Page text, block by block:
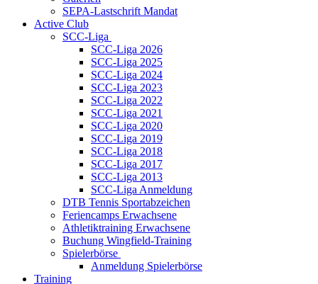
SEPA-Lastschrift Mandat
Active Club
SCC-Liga
SCC-Liga 2026
SCC-Liga 2025
SCC-Liga 2024
SCC-Liga 2023
SCC-Liga 2022
SCC-Liga 2021
SCC-Liga 2020
SCC-Liga 2019
SCC-Liga 2018
SCC-Liga 2017
SCC-Liga 2013
SCC-Liga Anmeldung
DTB Tennis Sportabzeichen
Feriencamps Erwachsene
Athletiktraining Erwachsene
Buchung Wingfield-Training
Spielerbörse
Anmeldung Spielerbörse
Training